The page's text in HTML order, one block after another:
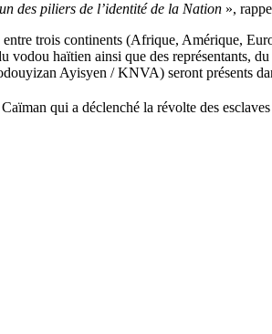
des piliers de l’identité de la Nation »,
trois continents (Afrique, Amérique,
haïtien ainsi que des représentants,
Ayisyen / KNVA) seront présents
qui a déclenché la révolte des